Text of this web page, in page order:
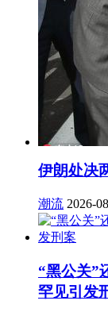
伊朗处决
潮流 2026-
“黑公关”
罕见引发